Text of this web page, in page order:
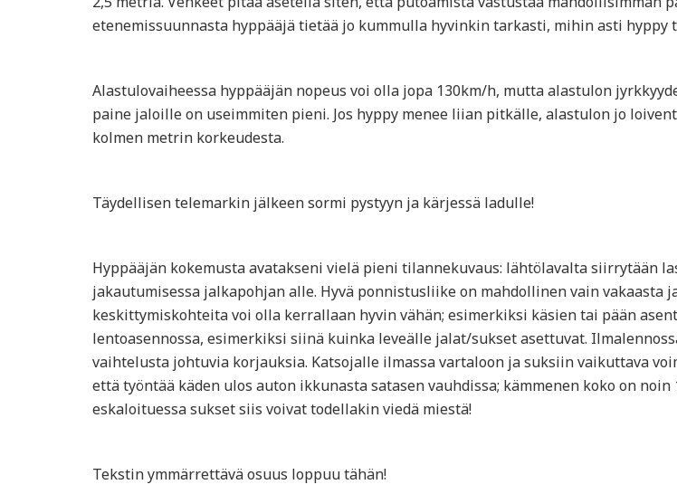
etenemissuunnasta hyppääjä tietää jo kummulla hyvinkin tarkasti, mihin asti hyppy
Alastulovaiheessa hyppääjän nopeus voi olla jopa 130km/h, mutta alastulon
paine jaloille on useimmiten pieni. Jos hyppy menee liian pitkälle, alastulon jo
kolmen metrin korkeudesta.
Täydellisen telemarkin jälkeen sormi pystyyn ja kärjessä ladulle!
Hyppääjän kokemusta avatakseni vielä pieni tilannekuvaus: lähtölavalta siirrytään
jakautumisessa jalkapohjan alle. Hyvä ponnistusliike on mahdollinen vain vakaasta
keskittymiskohteita voi olla kerrallaan hyvin vähän; esimerkiksi käsien tai pään
lentoasennossa, esimerkiksi siinä kuinka leveälle jalat/sukset asettuvat.
vaihtelusta johtuvia korjauksia. Katsojalle ilmassa vartaloon ja suksiin vaikuttava
että työntää käden ulos auton ikkunasta satasen vauhdissa; kämmenen koko on
eskaloituessa sukset siis voivat todellakin viedä miestä!
Tekstin ymmärrettävä osuus loppuu tähän!